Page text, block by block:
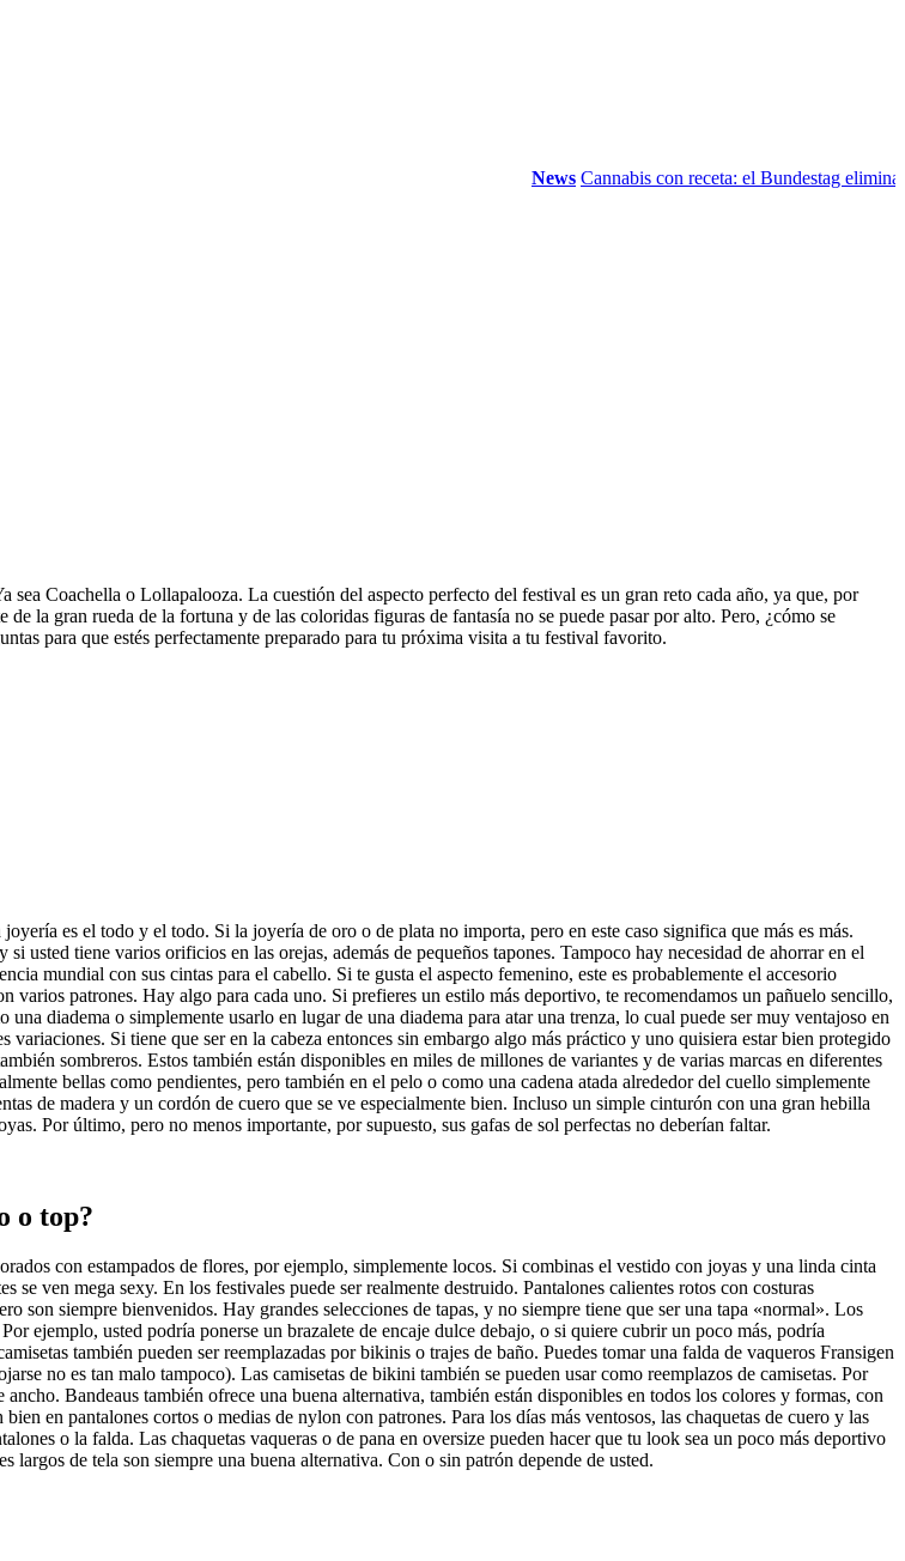
News Cannabis con receta: el Bundestag elimina la...
Coachella o Lollapalooza. La cuestión del aspecto perfecto del festival es un gran reto cada año, ya que, por
la gran rueda de la fortuna y de las coloridas figuras de fantasía no se puede pasar por alto. Pero, ¿cómo se
para que estés perfectamente preparado para tu próxima visita a tu festival favorito.
es el todo y el todo. Si la joyería de oro o de plata no importa, pero en este caso significa que más es más.
usted tiene varios orificios en las orejas, además de pequeños tapones. Tampoco hay necesidad de ahorrar en el
mundial con sus cintas para el cabello. Si te gusta el aspecto femenino, este es probablemente el accesorio
patrones. Hay algo para cada uno. Si prefieres un estilo más deportivo, te recomendamos un pañuelo sencillo,
diadema o simplemente usarlo en lugar de una diadema para atar una trenza, lo cual puede ser muy ventajoso en
Si tiene que ser en la cabeza entonces sin embargo algo más práctico y uno quisiera estar bien protegido
sombreros. Estos también están disponibles en miles de millones de variantes y de varias marcas en diferentes
bellas como pendientes, pero también en el pelo o como una cadena atada alrededor del cuello simplemente
de madera y un cordón de cuero que se ve especialmente bien. Incluso un simple cinturón con una gran hebilla
Por último, pero no menos importante, por supuesto, sus gafas de sol perfectas no deberían faltar.
o top?
con estampados de flores, por ejemplo, simplemente locos. Si combinas el vestido con joyas y una linda cinta
ven mega sexy. En los festivales puede ser realmente destruido. Pantalones calientes rotos con costuras
son siempre bienvenidos. Hay grandes selecciones de tapas, y no siempre tiene que ser una tapa «normal». Los
ejemplo, usted podría ponerse un brazalete de encaje dulce debajo, o si quiere cubrir un poco más, podría
también pueden ser reemplazadas por bikinis o trajes de baño. Puedes tomar una falda de vaqueros Fransigen
no es tan malo tampoco). Las camisetas de bikini también se pueden usar como reemplazos de camisetas. Por
Bandeaus también ofrece una buena alternativa, también están disponibles en todos los colores y formas, con
en pantalones cortos o medias de nylon con patrones. Para los días más ventosos, las chaquetas de cuero y las
o la falda. Las chaquetas vaqueras o de pana en oversize pueden hacer que tu look sea un poco más deportivo
de tela son siempre una buena alternativa. Con o sin patrón depende de usted.